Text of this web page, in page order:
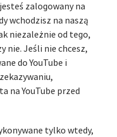
zalogowany na
wchodzisz na naszą
niezależnie od tego,
nie. Jeśli nie chcesz,
do YouTube i
na YouTube przed
tylko wtedy,